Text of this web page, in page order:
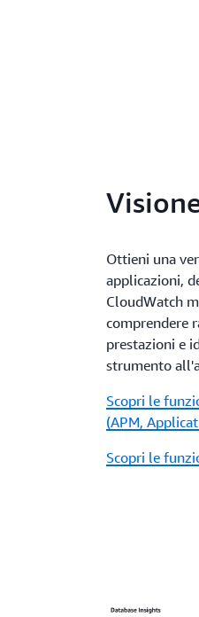
Ottieni una
applicazioni,
CloudWatch
comprendere
prestazioni e
strumento
Scopri le
(APM,
Scopri le